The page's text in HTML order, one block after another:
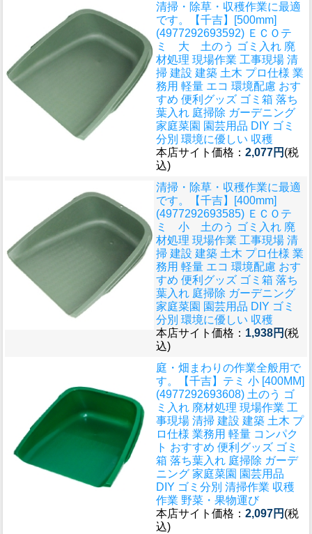
清掃・除草・収穫作業に最適
です。
【千吉】[500mm]
(4977292693592) ＥＣＯテ
ミ 大 土のう ゴミ入れ 廃
材処理 現場作業 工事現場 清
掃 建設 建築 土木 プロ仕様 業
務用 軽量 エコ 環境配慮 おす
すめ 便利グッズ ゴミ箱 落ち
葉入れ 庭掃除 ガーデニング
家庭菜園 園芸用品 DIY ゴミ
分別 環境に優しい 収穫
本店サイト価格： 2,077円 (税
込)
清掃・除草・収穫作業に最適
です。
【千吉】[400mm]
(4977292693585) ＥＣＯテ
ミ 小 土のう ゴミ入れ 廃
材処理 現場作業 工事現場 清
掃 建設 建築 土木 プロ仕様 業
務用 軽量 エコ 環境配慮 おす
すめ 便利グッズ ゴミ箱 落ち
葉入れ 庭掃除 ガーデニング
家庭菜園 園芸用品 DIY ゴミ
分別 環境に優しい 収穫
本店サイト価格： 1,938円 (税
込)
庭・畑まわりの作業全般用で
す。
【千吉】テミ 小 [400MM]
(4977292693608) 土のう ゴ
ミ入れ 廃材処理 現場作業 工
事現場 清掃 建設 建築 土木 プ
ロ仕様 業務用 軽量 コンパク
ト おすすめ 便利グッズ ゴミ
箱 落ち葉入れ 庭掃除 ガーデ
ニング 家庭菜園 園芸用品
DIY ゴミ分別 清掃作業 収穫
作業 野菜・果物運び
本店サイト価格： 2,097円 (税
込)